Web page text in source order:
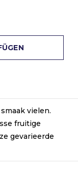
vielen.
fruitige
gevarieerde